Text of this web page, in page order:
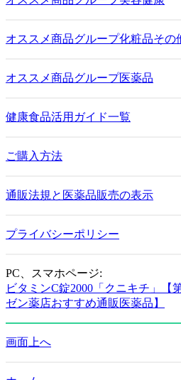
オススメ商品グループ化粧品その
オススメ商品グループ医薬品
健康食品活用ガイド一覧
ご購入方法
通販法規と医薬品販売の表示
プライバシーポリシー
PC、スマホページ:
ビタミンC錠2000「クニキチ」【
ゼン薬店おすすめ通販医薬品】
画面上へ